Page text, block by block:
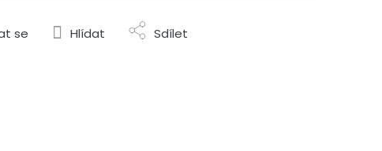
se Hlídat Sdílet